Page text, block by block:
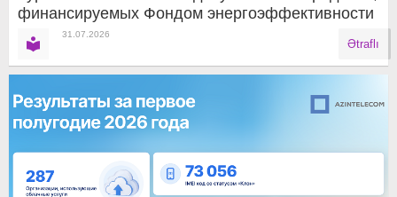
финансируемых Фондом энергоэффективности
31.07.2026
Ətraflı